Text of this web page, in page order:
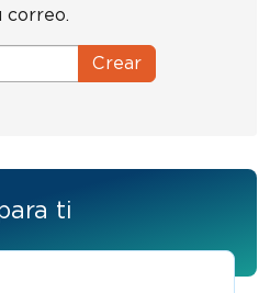
correo.
Crear
ti